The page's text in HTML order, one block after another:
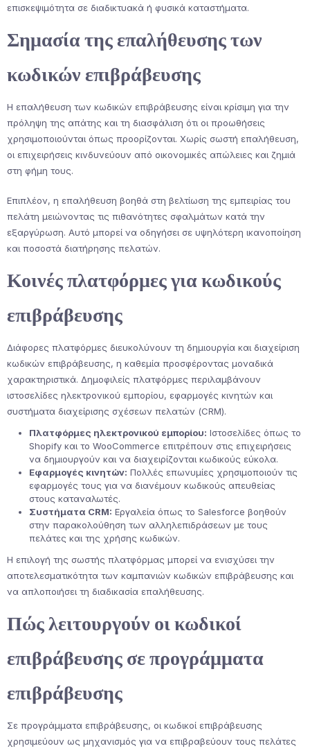
επισκεψιμότητα σε διαδικτυακά ή φυσικά καταστήματα.
Σημασία της επαλήθευσης των
κωδικών επιβράβευσης
Η επαλήθευση των κωδικών επιβράβευσης είναι κρίσιμη για την
πρόληψη της απάτης και τη διασφάλιση ότι οι προωθήσεις
χρησιμοποιούνται όπως προορίζονται. Χωρίς σωστή επαλήθευση,
οι επιχειρήσεις κινδυνεύουν από οικονομικές απώλειες και ζημιά
στη φήμη τους.
Επιπλέον, η επαλήθευση βοηθά στη βελτίωση της εμπειρίας του
πελάτη μειώνοντας τις πιθανότητες σφαλμάτων κατά την
εξαργύρωση. Αυτό μπορεί να οδηγήσει σε υψηλότερη ικανοποίηση
και ποσοστά διατήρησης πελατών.
Κοινές πλατφόρμες για κωδικούς
επιβράβευσης
Διάφορες πλατφόρμες διευκολύνουν τη δημιουργία και διαχείριση
κωδικών επιβράβευσης, η καθεμία προσφέροντας μοναδικά
χαρακτηριστικά. Δημοφιλείς πλατφόρμες περιλαμβάνουν
ιστοσελίδες ηλεκτρονικού εμπορίου, εφαρμογές κινητών και
συστήματα διαχείρισης σχέσεων πελατών (CRM).
Πλατφόρμες ηλεκτρονικού εμπορίου: Ιστοσελίδες όπως το
Shopify και το WooCommerce επιτρέπουν στις επιχειρήσεις
να δημιουργούν και να διαχειρίζονται κωδικούς εύκολα.
Εφαρμογές κινητών: Πολλές επωνυμίες χρησιμοποιούν τις
εφαρμογές τους για να διανέμουν κωδικούς απευθείας
στους καταναλωτές.
Συστήματα CRM: Εργαλεία όπως το Salesforce βοηθούν
στην παρακολούθηση των αλληλεπιδράσεων με τους
πελάτες και της χρήσης κωδικών.
Η επιλογή της σωστής πλατφόρμας μπορεί να ενισχύσει την
αποτελεσματικότητα των καμπανιών κωδικών επιβράβευσης και
να απλοποιήσει τη διαδικασία επαλήθευσης.
Πώς λειτουργούν οι κωδικοί
επιβράβευσης σε προγράμματα
επιβράβευσης
Σε προγράμματα επιβράβευσης, οι κωδικοί επιβράβευσης
χρησιμεύουν ως μηχανισμός για να επιβραβεύουν τους πελάτες